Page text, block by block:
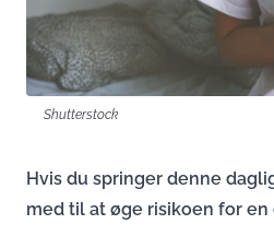
Shutterstock
Hvis du springer denne
med til at øge risikoen for